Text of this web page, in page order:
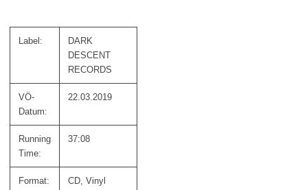
Label:
DARK
DESCENT
RECORDS
VÖ-
Datum:
22.03.2019
Running
Time:
37:08
Format: CD, Vinyl